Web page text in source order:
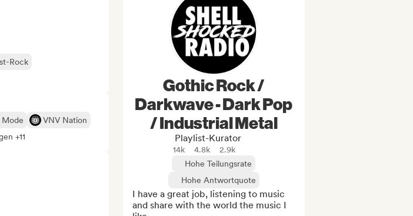
Rock
Mode
VNV Nation
+11
Gothic Rock /
Darkwave - Dark Pop
/ Industrial Metal
Playlist-Kurator
14k 4.8k
2.9k
Hohe Teilungsrate
Hohe Antwortquote
I have a great job, listening to music
and share with the world the music I